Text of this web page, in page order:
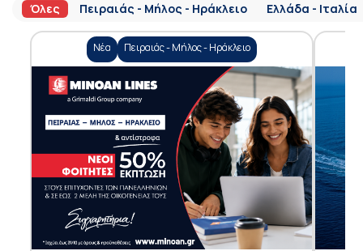
Όλες Πειραιάς - Μήλος - Ηράκλειο Ελλάδα - Ιταλία
Νέα Πειραιάς - Μήλος - Ηράκλειο